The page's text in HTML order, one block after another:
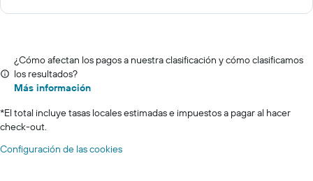
¿Cómo afectan los pagos a nuestra clasificación y cómo clasificamos
los resultados?
Más información
*El total incluye tasas locales estimadas e impuestos a pagar al hacer
check-out.
Configuración de las cookies